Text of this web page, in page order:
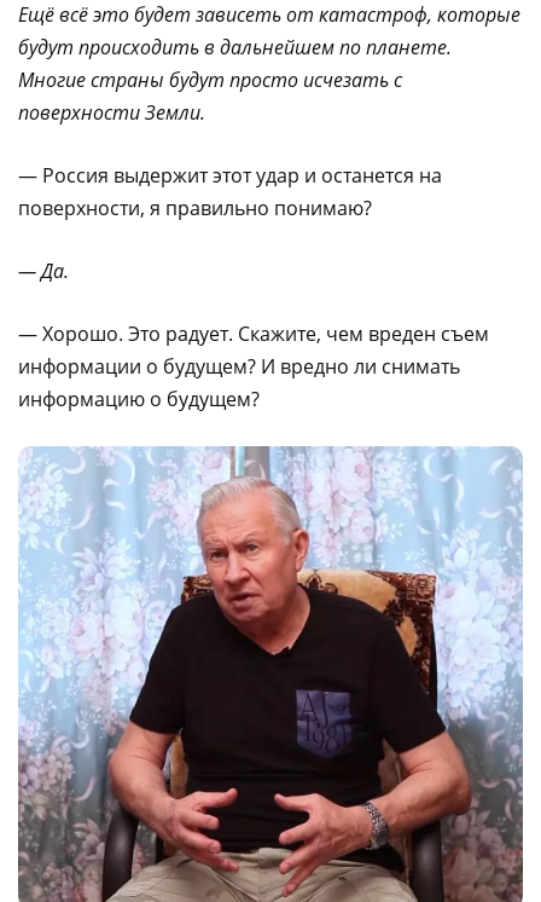
Ещё всё это будет зависеть от катастроф, которые
будут происходить в дальнейшем по планете.
Многие страны будут просто исчезать с
поверхности Земли.
— Россия выдержит этот удар и останется на
поверхности, я правильно понимаю?
— Да.
— Хорошо. Это радует. Скажите, чем вреден съем
информации о будущем? И вредно ли снимать
информацию о будущем?